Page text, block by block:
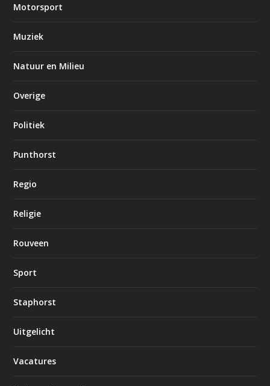
Motorsport
Muziek
Natuur en Milieu
Overige
Politiek
Punthorst
Regio
Religie
Rouveen
Sport
Staphorst
Uitgelicht
Vacatures